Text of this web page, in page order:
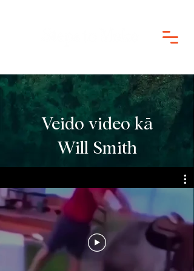
Veido video kā
Will Smith